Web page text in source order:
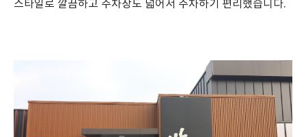
스타일로 깔끔하고 주차장도 넓어서 주차하기 편리했습니다.